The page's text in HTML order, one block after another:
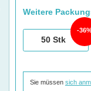
Weitere
50Stk
Sie müssen sich